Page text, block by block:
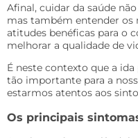
Afinal, cuidar da saúde
mas também entender os
atitudes benéficas para o
melhorar a qualidade de
É neste contexto que a
tão importante para a
estarmos atentos aos
Os principais